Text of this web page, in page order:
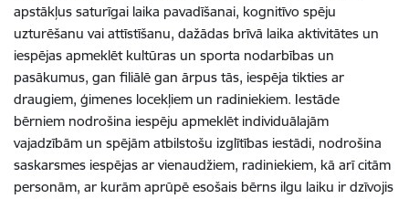
apstākļus saturīgai laika pavadīšanai, kognitīvo spēju
uzturēšanu vai attīstīšanu, dažādas brīvā laika aktivitātes un
iespējas apmeklēt kultūras un sporta nodarbības un
pasākumus, gan filiālē gan ārpus tās, iespēja tikties ar
draugiem, ģimenes locekļiem un radiniekiem. Iestāde
bērniem nodrošina iespēju apmeklēt individuālajām
vajadzībām un spējām atbilstošu izglītības iestādi, nodrošina
saskarsmes iespējas ar vienaudžiem, radiniekiem, kā arī citām
personām, ar kurām aprūpē esošais bērns ilgu laiku ir dzīvojis